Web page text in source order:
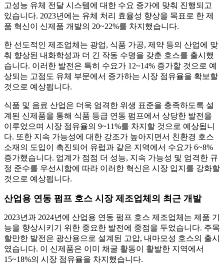
고성능 유체 전달 시스템에 대한 수요 증가에 맞춰 진행되고
있습니다. 2023년에는 유체 처리 효율성 향상을 목표로 한 제
품 혁신이 신제품 개발의 20~22%를 차지했습니다.
한 선도적인 제조업체는 광업, 식품 가공, 제약 등의 산업에 맞
춰 향상된 내화학성과 더 긴 작동 수명을 갖춘 호스를 출시했
습니다. 이러한 발전은 특히 수요가 12~14% 증가할 것으로 예
상되는 고점도 유체 부문에서 증가하는 시장 점유율을 확보할
것으로 예상됩니다.
식품 및 음료 산업은 더욱 엄격한 위생 표준을 충족하도록 설
계된 신제품을 통해 식품 등급 연동 펌프에서 상당한 발전을
이루었으며 시장 점유율의 9~11%를 차지할 것으로 예상됩니
다. 또한 지속 가능성에 대한 강조가 높아지면서 친환경 호스
소재의 도입이 촉진되어 유럽과 같은 지역에서 수요가 6~8%
증가했습니다. 업계가 점점 더 성능, 지속 가능성 및 엄격한 규
정 준수를 우선시함에 따라 이러한 혁신은 시장 입지를 강화할
것으로 예상됩니다.
산업용 연동 펌프 호스 시장 제조업체의 최근 개발
2023년과 2024년에 산업용 연동 펌프 호스 제조업체는 제품 기
능을 향상시키기 위한 중요한 발전에 중점을 두었습니다. 주목
할만한 발전은 광산용으로 설계된 고압, 내마모성 호스의 출시
였습니다. 이 신제품은 이미 채굴 활동이 활발한 지역에서
15~18%의 시장 점유율을 차지했습니다.